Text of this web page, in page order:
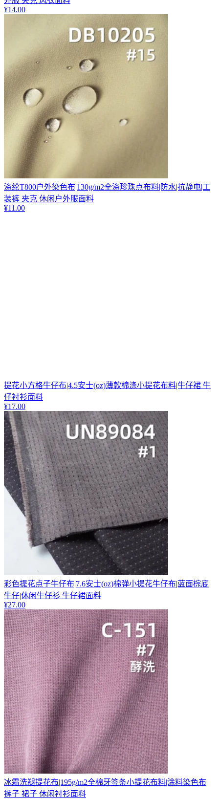
¥14.00
涤纶T800户外染色布|130g/m2全涤珍珠点布料|防水|抗静电|工
装裤 夹克 休闲户外服面料
¥11.00
提花小方格牛仔布|4.5安士(oz)薄款棉涤小提花布料|牛仔裙 牛
仔衬衫面料
¥17.00
彩色提花点子牛仔布|7.6安士(oz)棉弹小提花牛仔布|蓝面棕底
牛仔|休闲牛仔衫 牛仔裙面料
¥27.00
冰霜洗褪提花布|195g/m2全棉牙签条小提花布料|涂料染色布|
裤子 裙子 休闲衬衫面料